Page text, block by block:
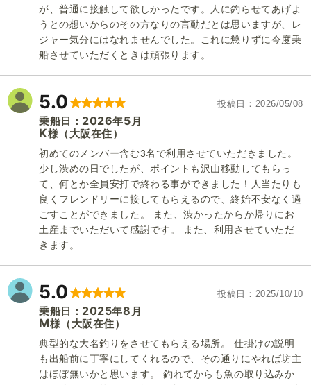
が、普通に接触して欲しかったです。人に釣らせてあげよ
うとの想いからのその方なりの言動だとは思いますが、レ
ジャー気分にはなれませんでした。これに懲りずに今度乗
船させていただくときは頑張ります。
5.0 投稿日 2026/05/08
乗船日： 2026年5 月
K様 （大阪在住）
初めてのメンバー含む3名で利用させていただきました。
少し渋めの日でしたが、ポイントも沢山移動してもらっ
て、何とか全員安打で終わる事ができました！人当たりも
良くフレンドリーに接してもらえるので、終始不安なく過
ごすことができました。 また、渋かったからか帰りにお
土産までいただいて感謝です。 また、利用させていただ
きます。
5.0 投稿日 2025/10/10
乗船日： 2025年8 月
M様 （大阪在住）
典型的な大名釣りをさせてもらえる場所。 仕掛けの説明
も出船前に丁寧にしてくれるので、その通りにやれば坊主
はほぼ無いかと思います。 釣れてからも魚の取り込みか